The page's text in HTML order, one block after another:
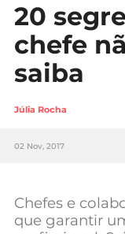
Carreira
Casa
Lifestyle
20
chefe
saiba
Júlia Rocha
02 Nov, 2017
Chefes e
que garantir